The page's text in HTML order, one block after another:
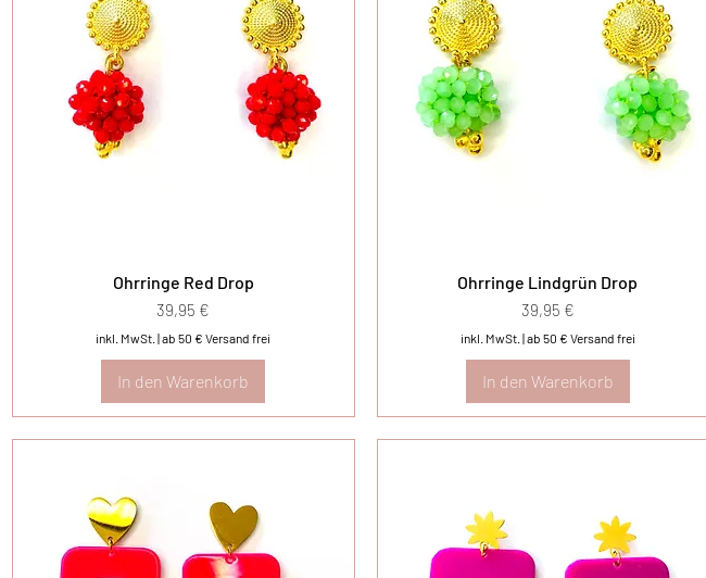
Ohrringe Red Drop
Preis
39,95 €
inkl. MwSt. |ab 50 € Versand frei
In den Warenkorb
Ohrringe Lindgrün Drop
Preis
39,95 €
inkl. MwSt. |ab 50 € Versand frei
In den Warenkorb